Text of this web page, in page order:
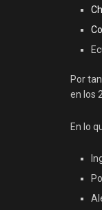
Por
en los
En lo